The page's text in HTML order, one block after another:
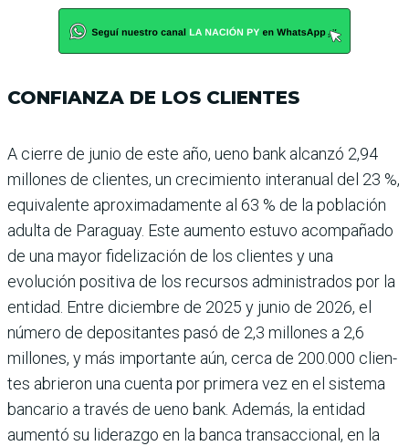
CONFIANZA DE LOS CLIENTES
A cierre de junio de este año, ueno bank alcanzó 2,94
millones de clientes, un crecimiento interanual del 23 %,
equivalente apro­ximadamente al 63 % de la población
adulta de Para­guay. Este aumento estuvo acompañado
de una mayor fidelización de los clientes y una
evolución positiva de los recursos administrados por la
entidad. Entre diciem­bre de 2025 y junio de 2026, el
número de depositantes pasó de 2,3 millones a 2,6
millones, y más importante aún, cerca de 200.000 clien­
tes abrieron una cuenta por primera vez en el sistema
bancario a través de ueno bank. Además, la entidad
aumentó su liderazgo en la banca transaccional, en la